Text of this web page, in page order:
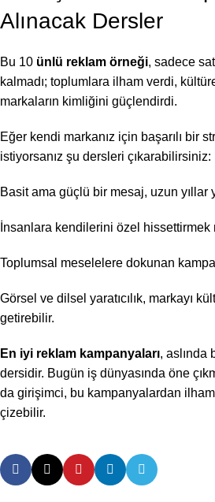
Alınacak Dersler
Bu 10 ünlü reklam örneği, sadece
kalmadı; toplumlara ilham verdi,
markaların kimliğini güçlendirdi.
Eğer kendi markanız için başarılı bir
istiyorsanız şu dersleri çıkarabilirsiniz:
Basit ama güçlü bir mesaj, uzun yıllar
İnsanlara kendilerini özel hissettirmek
Toplumsal meselelere dokunan
Görsel ve dilsel yaratıcılık, markayı
getirebilir.
En iyi reklam kampanyaları, aslında
dersidir. Bugün iş dünyasında öne
da girişimci, bu kampanyalardan
çizebilir.